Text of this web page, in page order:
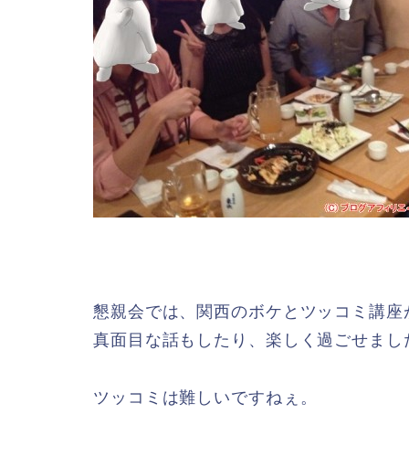
懇親会では、関西のボケとツッコミ講
真面目な話もしたり、楽しく過ごせまし
ツッコミは難しいですねぇ。